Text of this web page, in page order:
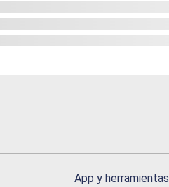
App y herramientas